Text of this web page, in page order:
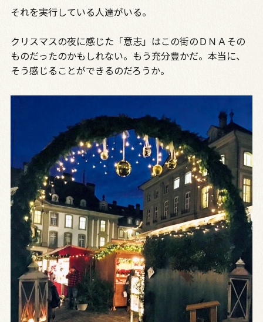
それを実行している人達がいる。
クリスマスの夜に感じた「意志」はこの街のＤＮＡその
ものだったのかもしれない。もう充分豊かだ。本当に、
そう感じることができるのだろうか。